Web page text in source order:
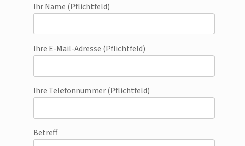
Ihr Name (Pflichtfeld)
Ihre E-Mail-Adresse (Pflichtfeld)
Ihre Telefonnummer (Pflichtfeld)
Betreff